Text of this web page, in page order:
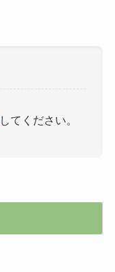
してください。